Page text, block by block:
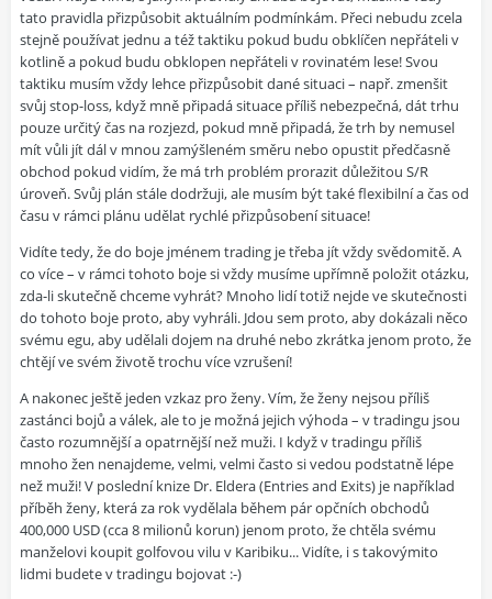
tato pravidla přizpůsobit aktuálním podmínkám. Přeci nebudu zcela
stejně používat jednu a též taktiku pokud budu obklíčen nepřáteli v
kotlině a pokud budu obklopen nepřáteli v rovinatém lese! Svou
taktiku musím vždy lehce přizpůsobit dané situaci – např. zmenšit
svůj stop-loss, když mně připadá situace příliš nebezpečná, dát trhu
pouze určitý čas na rozjezd, pokud mně připadá, že trh by nemusel
mít vůli jít dál v mnou zamýšleném směru nebo opustit předčasně
obchod pokud vidím, že má trh problém prorazit důležitou S/R
úroveň. Svůj plán stále dodržuji, ale musím být také flexibilní a čas od
času v rámci plánu udělat rychlé přizpůsobení situace!
Vidíte tedy, že do boje jménem trading je třeba jít vždy svědomitě. A
co více – v rámci tohoto boje si vždy musíme upřímně položit otázku,
zda-li skutečně chceme vyhrát? Mnoho lidí totiž nejde ve skutečnosti
do tohoto boje proto, aby vyhráli. Jdou sem proto, aby dokázali něco
svému egu, aby udělali dojem na druhé nebo zkrátka jenom proto, že
chtějí ve svém životě trochu více vzrušení!
A nakonec ještě jeden vzkaz pro ženy. Vím, že ženy nejsou příliš
zastánci bojů a válek, ale to je možná jejich výhoda – v tradingu jsou
často rozumnější a opatrnější než muži. I když v tradingu příliš
mnoho žen nenajdeme, velmi, velmi často si vedou podstatně lépe
než muži! V poslední knize Dr. Eldera (Entries and Exits) je například
příběh ženy, která za rok vydělala během pár opčních obchodů
400,000 USD (cca 8 milionů korun) jenom proto, že chtěla svému
manželovi koupit golfovou vilu v Karibiku... Vidíte, i s takovýmito
lidmi budete v tradingu bojovat :-)